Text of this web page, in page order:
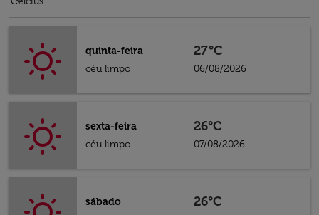
quinta-feira
céu limpo
27°C
06/08/2026
sexta-feira
céu limpo
26°C
07/08/2026
sábado
26°C